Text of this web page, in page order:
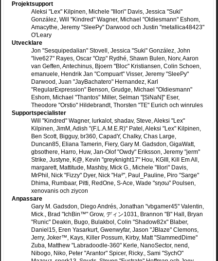
Projektsupport
Aleksi "Lex" Kilpinen, Michele "Illori" Davis, Jessica "Suki"
González, Will "Kindred" Wagner, Michael "Oldiesmann" Eshom,
Amacythe, Jeremy "SleePy" Darwood och Justin "metallica48423"
O'Leary
Utvecklare
Jon "Sesquipedalian" Stovell, Jessica "Suki" González, John
"live627" Rayes, Oscar "Ozp" Rydhé, Shawn Bulen, Norv, Aaron
van Geffen, Antechinus, Bjoern "Bloc" Kristiansen, Colin Schoen,
emanuele, Hendrik Jan "Compuart" Visser, Jeremy "SleePy"
Darwood, Juan "JayBachatero" Hernandez, Karl
"RegularExpression" Benson, Grudge, Michael "Oldiesmann"
Eshom, Michael "Thantos" Miller, Selman "[SiNaN]" Eser,
Theodore "Orstio" Hildebrandt, Thorsten "TE" Eurich och winrules
Supportspecialister
Will "Kindred" Wagner, lurkalot, shadav, Steve, Aleksi "Lex"
Kilpinen, JimM, Adish "(F.L.A.M.E.R)" Patel, Aleksi "Lex" Kilpinen,
Ben Scott, Bigguy, br360, CapadY, Chalky, Chas Large,
Duncan85, Eliana Tamerin, Fiery, Gary M. Gadsdon, GigaWatt,
gbsothere, Harro, Huw, Jan-Olof "Owdy" Eriksson, Jeremy "jerm"
Strike, Justyne, K@, Kevin "greyknight17" Hou, KGIII, Kill Em All,
margarett, Mattitude, Mashby, Mick G., Michele "Illori" Davis,
MrPhil, Nick "Fizzy" Dyer, Nick "Ha²", Paul_Pauline, Piro "Sarge"
Dhima, Rumbaar, Pitti, RedOne, S-Ace, Wade "sησω" Poulsen,
xenovanis och ziycon
Anpassare
Gary M. Gadsdon, Diego Andrés, Jonathan "vbgamer45" Valentin,
Mick., Brad "IchBin™" Grow, ディン1031, Brannon "B" Hall, Bryan
"Runic" Deakin, Bugo, Bulakbol, Colin "Shadow82x" Blaber,
Daniel15, Eren Yasarkurt, Gwenwyfar, Jason "JBlaze" Clemons,
Jerry, Joker™, Kays, Killer Possum, Kirby, Matt "SlammedDime"
Zuba, Matthew "Labradoodle-360" Kerle, NanoSector, nend,
Nibogo, Niko, Peter "Arantor" Spicer, Ricky., Sami "SychO"